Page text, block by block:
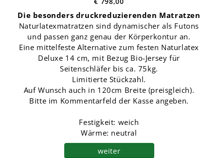
Die besonders druckreduzierenden Matratzen
Naturlatexmatratzen sind dynamischer als Futons
und passen ganz genau der Körperkontur an.
Eine mittelfeste Alternative zum festen Naturlatex
Deluxe 14 cm, mit Bezug Bio-Jersey für
Seitenschläfer bis ca. 75kg.
Limitierte Stückzahl.
Auf Wunsch auch in 120cm Breite (preisgleich).
Bitte im Kommentarfeld der Kasse angeben.
Festigkeit: weich
Wärme: neutral
weiter